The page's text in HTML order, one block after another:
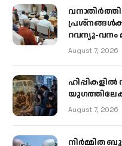
റവന്യൂ-വനം
August 7, 2026
ഹിപ്പികളില്‍
August 7, 2026
നിർമ്മിത